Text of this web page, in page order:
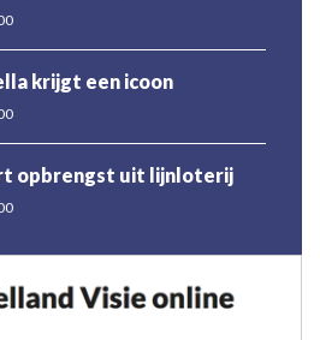
krijgt een icoon
opbrengst uit lijnloterij